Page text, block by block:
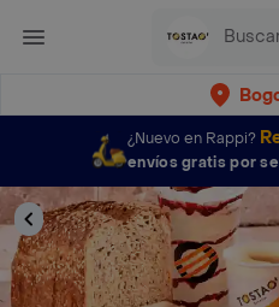
¿Nuevo en Rappi?
envíos gratis por